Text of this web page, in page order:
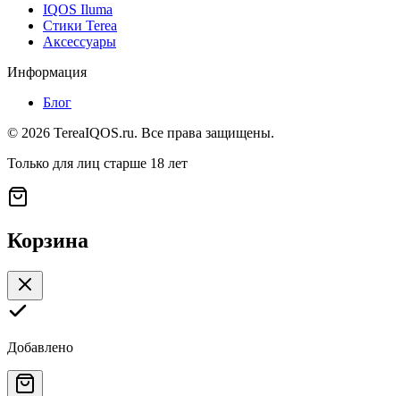
IQOS Iluma
Стики Terea
Аксессуары
Информация
Блог
© 2026 TereaIQOS.ru. Все права защищены.
Только для лиц старше 18 лет
Корзина
Добавлено